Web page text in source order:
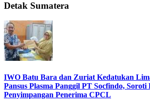
Detak Sumatera
IWO Batu Bara dan Zuriat Kedatukan
Pansus Plasma Panggil PT Socfindo, Soroti
Penyimpangan Penerima CPCL